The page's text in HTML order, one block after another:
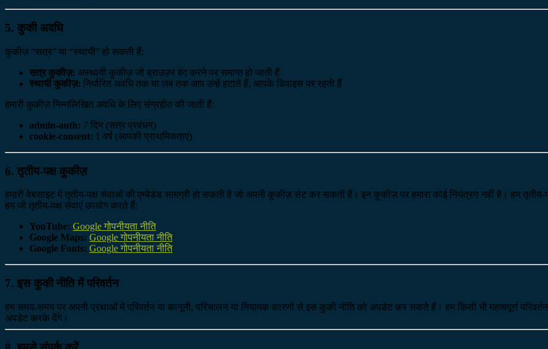
5. कुकी अवधि
कुकीज़ “सत्र” या “स्थायी” हो सकती हैं:
सत्र कुकीज़: अस्थायी कुकीज़ जो ब्राउज़र बंद करने पर समाप्त हो जाती हैं
स्थायी कुकीज़: निर्धारित अवधि तक या जब तक आप उन्हें हटाते हैं, आपके डिवाइस पर रहती हैं
हमारी कुकीज़ निम्नलिखित अवधि के लिए संग्रहीत की जाती हैं:
admin-auth: 7 दिन (सत्र प्रबंधन)
cookie-consent: 1 वर्ष (आपकी प्राथमिकताएं)
6. तृतीय-पक्ष कुकीज़
हमारी वेबसाइट में तृतीय-पक्ष सेवाओं की एम्बेडेड सामग्री हो सकती है जो अपनी कुकीज़ सेट कर सकती हैं। इन कुकीज़ पर हमारा कोई नियंत्रण नहीं है। हम
हम जो तृतीय-पक्ष सेवाएं उपयोग करते हैं:
YouTube: Google गोपनीयता नीति
Google Maps: Google गोपनीयता नीति
Google Fonts: Google गोपनीयता नीति
7. इस कुकी नीति में परिवर्तन
हम समय-समय पर अपनी प्रथाओं में परिवर्तन या कानूनी, परिचालन या नियामक कारणों से इस कुकी नीति को अपडेट कर सकते हैं। हम किसी भी महत्वपूर्ण
अपडेट करके देंगे।